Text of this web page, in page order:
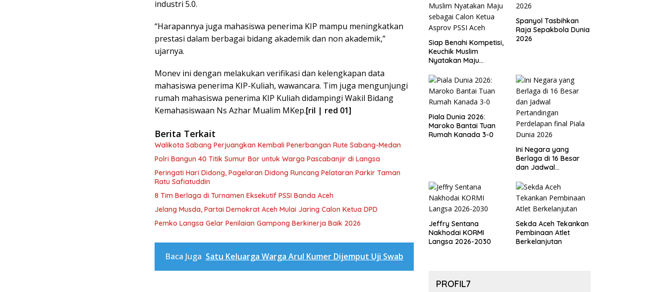
industri 5.0.
“Harapannya juga mahasiswa penerima KIP mampu meningkatkan
prestasi dalam berbagai bidang akademik dan non akademik,”
ujarnya.
Monev ini dengan melakukan verifikasi dan kelengkapan data
mahasiswa penerima KIP-Kuliah, wawancara. Tim juga mengunjungi
rumah mahasiswa penerima KIP Kuliah didampingi Wakil Bidang
Kemahasiswaan Ns Azhar Mualim MKep.[ril | red 01]
Berita Terkait
Walikota Sabang Perjuangkan Kembali Penerbangan Rute Sabang-Medan
Polri Bangun 40 Titik Sumur Bor untuk Warga Pascabanjir di Langsa
Peringati Hari Didong, Pagelaran Didong Runcang Pelataran Parkir Taman
Ratu Safiatuddin
8 Tim Berlaga di Turnamen Eksekutif PSSI Banda Aceh
Jelang Musda, Partai Demokrat Aceh Mulai Jaring Calon Ketua DPD
Pemko Langsa Gelar Penilaian Gampong Berkinerja Baik 2026
Baca Juga Satu Keluarga Warga Arul Kumer Dijemput Uji Swab
Siap Benahi Kompetisi,
Keuchik Muslim
Nyatakan Maju
Asprov PSSI Aceh
Spanyol Tasbihkan
Raja Sepakbola Dunia
2026
Piala Dunia 2026:
Maroko Bantai Tuan
Rumah Kanada 3-0
Ini Negara yang
Berlaga di 16 Besar
dan Jadwal
Perdelapan final Piala
Dunia 2026
Jeffry Sentana
Nakhodai KORMI
Langsa 2026-2030
Sekda Aceh Tekankan
Pembinaan Atlet
Berkelanjutan
PROFIL7